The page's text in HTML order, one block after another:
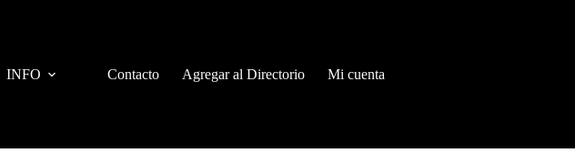
INFO Contacto Agregar al Directorio Mi cuenta